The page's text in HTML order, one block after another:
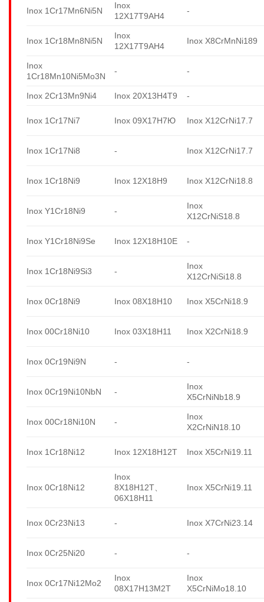
Inox 1Cr17Mn6Ni5N
Inox
12X17T9AH4
-
Inox 1Cr18Mn8Ni5N
Inox
12X17T9AH4
Inox X8CrMnNi189
Inox
1Cr18Mn10Ni5Mo3N
- -
Inox 2Cr13Mn9Ni4 Inox 20X13H4T9 -
Inox 1Cr17Ni7 Inox 09X17H7Ю Inox X12CrNi17.7
Inox 1Cr17Ni8 - Inox X12CrNi17.7
Inox 1Cr18Ni9 Inox 12X18H9 Inox X12CrNi18.8
Inox Y1Cr18Ni9 -
Inox
X12CrNiS18.8
Inox Y1Cr18Ni9Se Inox 12X18H10E -
Inox 1Cr18Ni9Si3 -
Inox
X12CrNiSi18.8
Inox 0Cr18Ni9 Inox 08X18H10 Inox X5CrNi18.9
Inox 00Cr18Ni10 Inox 03X18H11 Inox X2CrNi18.9
Inox 0Cr19Ni9N - -
Inox 0Cr19Ni10NbN -
Inox
X5CrNiNb18.9
Inox 00Cr18Ni10N -
Inox
X2CrNiN18.10
Inox 1Cr18Ni12 Inox 12X18H12T Inox X5CrNi19.11
Inox 0Cr18Ni12
Inox
8X18H12T、
06X18H11
Inox X5CrNi19.11
Inox 0Cr23Ni13 - Inox X7CrNi23.14
Inox 0Cr25Ni20 - -
Inox 0Cr17Ni12Mo2
Inox
08X17H13M2T
Inox
X5CrNiMo18.10